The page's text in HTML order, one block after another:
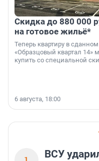
Скидка до 880 000
на готовое жильё*
Теперь квартиру в
«Образцовый квартал 14»
купить со специальной
6 августа, 18:00
ВСУ